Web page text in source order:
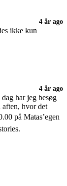
4 år ago
ikke kun
4 år ago
har jeg besøg
aften, hvor det
på Matas’egen